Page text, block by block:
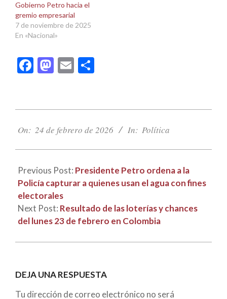
Gobierno Petro hacia el
gremio empresarial
7 de noviembre de 2025
En «Nacional»
Facebook
Mastodon
Email
02-
On: 24 de febrero de 2026 In: Política
Previous Post: Presidente Petro ordena a la
Policía capturar a quienes usan el agua con fines
electorales
Next Post: Resultado de las loterías y chances
del lunes 23 de febrero en Colombia
DEJA UNA RESPUESTA
Tu dirección de correo electrónico no será